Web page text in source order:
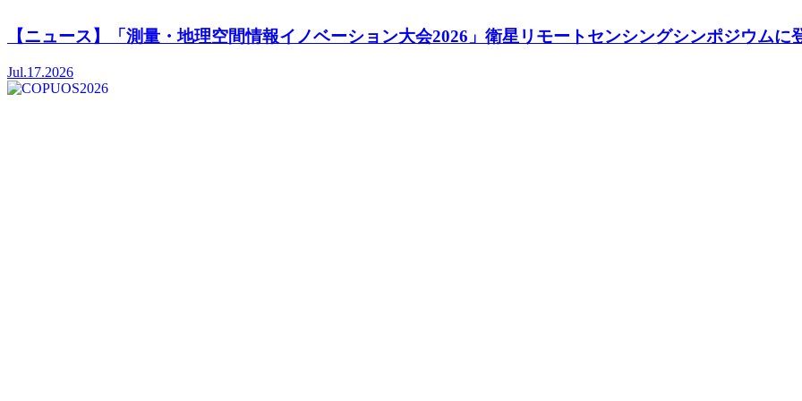
【ニュース】「測量・地理空間情報イノベーション大会2026」衛星リモートセンシングシンポジウムに
Jul.17.2026